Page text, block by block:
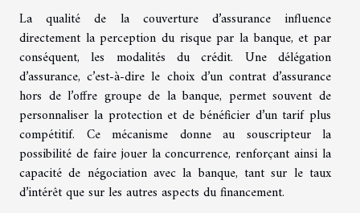
La qualité de la couverture d’assurance influence
directement la perception du risque par la banque, et par
conséquent, les modalités du crédit. Une délégation
d’assurance, c’est-à-dire le choix d’un contrat d’assurance
hors de l’offre groupe de la banque, permet souvent de
personnaliser la protection et de bénéficier d’un tarif plus
compétitif. Ce mécanisme donne au souscripteur la
possibilité de faire jouer la concurrence, renforçant ainsi la
capacité de négociation avec la banque, tant sur le taux
d’intérêt que sur les autres aspects du financement.